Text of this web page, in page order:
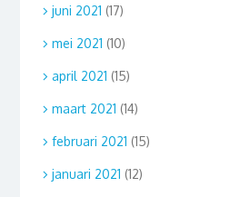
juni 2021 (17)
mei 2021 (10)
april 2021 (15)
maart 2021 (14)
februari 2021 (15)
januari 2021 (12)